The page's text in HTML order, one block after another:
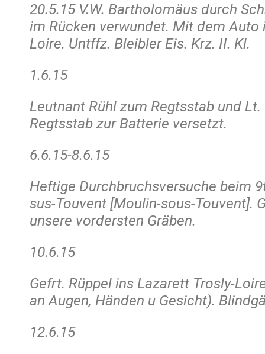
20.5.15 V.W. Bartholomäus durch
im Rücken verwundet. Mit dem Auto
Loire. Untffz. Bleibler Eis. Krz. II. Kl.
1.6.15
Leutnant Rühl zum Regtsstab und
Regtsstab zur Batterie versetzt.
6.6.15-8.6.15
Heftige Durchbruchsversuche beim
sus-Touvent [Moulin-sous-Touvent].
unsere vordersten Gräben.
10.6.15
Gefrt. Rüppel ins Lazarett Trosly-
an Augen, Händen u Gesicht).
12.6.15